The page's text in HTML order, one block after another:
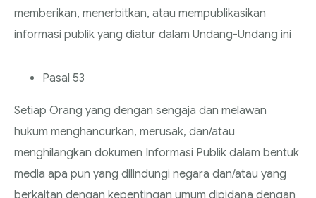
memberikan, menerbitkan, atau mempublikasikan
informasi publik yang diatur dalam Undang-Undang ini
Pasal 53
Setiap Orang yang dengan sengaja dan melawan
hukum menghancurkan, merusak, dan/atau
menghilangkan dokumen Informasi Publik dalam bentuk
media apa pun yang dilindungi negara dan/atau yang
berkaitan dengan kepentingan umum dipidana dengan